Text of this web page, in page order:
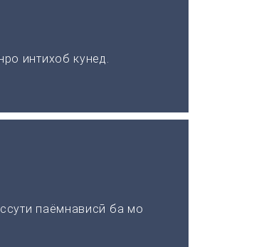
интихоб кунед.
паёмнависӣ ба мо